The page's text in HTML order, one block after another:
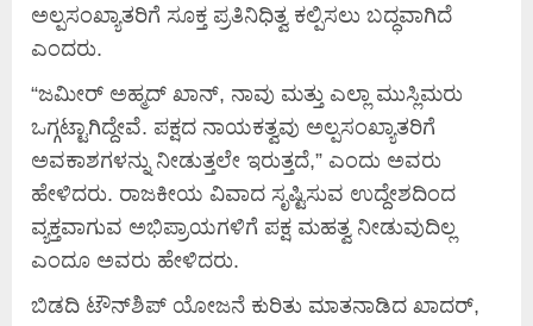
ಅಲ್ಪಸಂಖ್ಯಾತರಿಗೆ ಸೂಕ್ತ ಪ್ರತಿನಿಧಿತ್ವ ಕಲ್ಪಿಸಲು ಬದ್ಧವಾಗಿದೆ
ಎಂದರು.
“ಜಮೀರ್ ಅಹ್ಮದ್ ಖಾನ್, ನಾವು ಮತ್ತು ಎಲ್ಲಾ ಮುಸ್ಲಿಮರು
ಒಗ್ಗಟ್ಟಾಗಿದ್ದೇವೆ. ಪಕ್ಷದ ನಾಯಕತ್ವವು ಅಲ್ಪಸಂಖ್ಯಾತರಿಗೆ
ಅವಕಾಶಗಳನ್ನು ನೀಡುತ್ತಲೇ ಇರುತ್ತದೆ,” ಎಂದು ಅವರು
ಹೇಳಿದರು. ರಾಜಕೀಯ ವಿವಾದ ಸೃಷ್ಟಿಸುವ ಉದ್ದೇಶದಿಂದ
ವ್ಯಕ್ತವಾಗುವ ಅಭಿಪ್ರಾಯಗಳಿಗೆ ಪಕ್ಷ ಮಹತ್ವ ನೀಡುವುದಿಲ್ಲ
ಎಂದೂ ಅವರು ಹೇಳಿದರು.
ಬಿಡದಿ ಟೌನ್‌ಶಿಪ್ ಯೋಜನೆ ಕುರಿತು ಮಾತನಾಡಿದ ಖಾದರ್,